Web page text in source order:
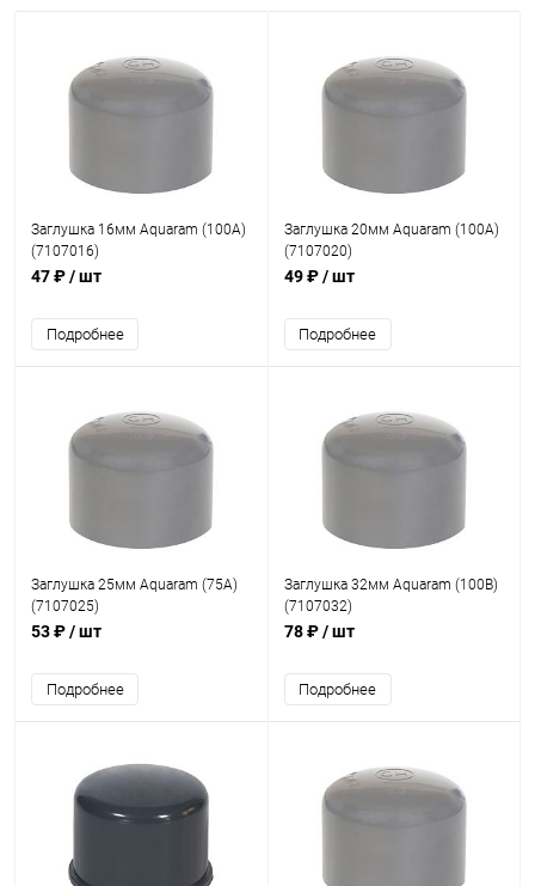
Заглушка 16мм Aquaram (100A)
(7107016)
47 ₽/ шт
Подробнее
Заглушка 20мм Aquaram (100A)
(7107020)
49 ₽/ шт
Подробнее
Заглушка 25мм Aquaram (75A)
(7107025)
53 ₽/ шт
Подробнее
Заглушка 32мм Aquaram (100B)
(7107032)
78 ₽/ шт
Подробнее